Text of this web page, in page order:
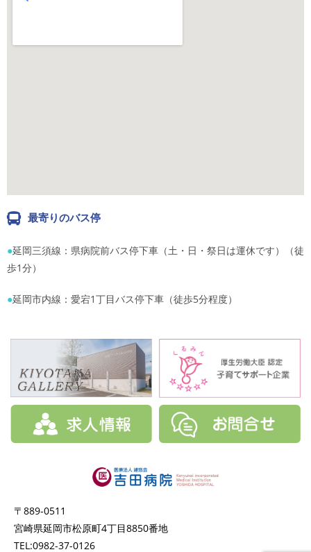
最寄りのバス停
●延岡三須線：県病院前バス停下車（土・日・祭日は運休です）（徒
歩1分）
●延岡市内線：愛宕1丁目バス停下車（徒歩5分程度）
〒889-0511
宮崎県延岡市松原町4丁目8850番地
TEL:0982-37-0126